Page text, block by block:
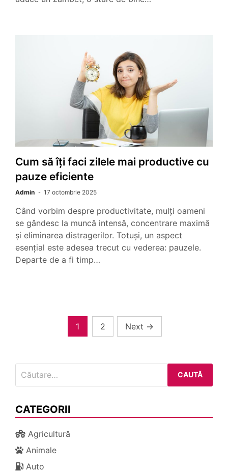
Cum să îți faci zilele mai productive cu
pauze eficiente
Admin 17 octombrie 2025
Când vorbim despre productivitate, mulți oameni
se gândesc la muncă intensă, concentrare maximă
și eliminarea distragerilor. Totuși, un aspect
esențial este adesea trecut cu vederea: pauzele.
Departe de a fi timp…
1 2 Next →
după:
CATEGORII
Agricultură
Animale
Auto